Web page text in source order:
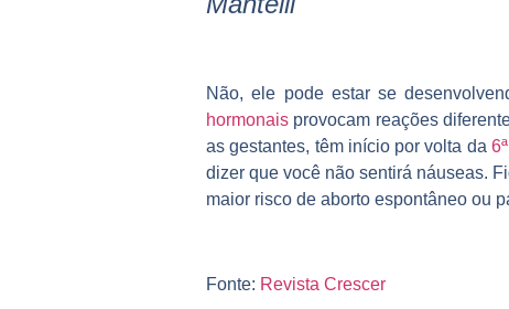
Não, ele pode estar se
hormonais provocam reações
as gestantes, têm início por volta da
dizer que você não sentirá náuseas.
maior risco de aborto espontâneo ou
Fonte: Revista Crescer